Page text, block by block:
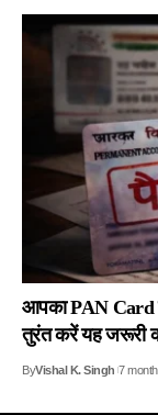
आपका PAN Card
तुरंत करें यह जरूरी
ByVishal K. Singh 7